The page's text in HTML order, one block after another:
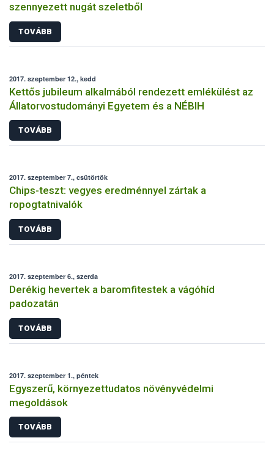
szennyezett nugát szeletből
TOVÁBB
2017. szeptember 12., kedd
Kettős jubileum alkalmából rendezett emlékülést az
Állatorvostudományi Egyetem és a NÉBIH
TOVÁBB
2017. szeptember 7., csütörtök
Chips-teszt: vegyes eredménnyel zártak a
ropogtatnivalók
TOVÁBB
2017. szeptember 6., szerda
Derékig hevertek a baromfitestek a vágóhíd
padozatán
TOVÁBB
2017. szeptember 1., péntek
Egyszerű, környezettudatos növényvédelmi
megoldások
TOVÁBB